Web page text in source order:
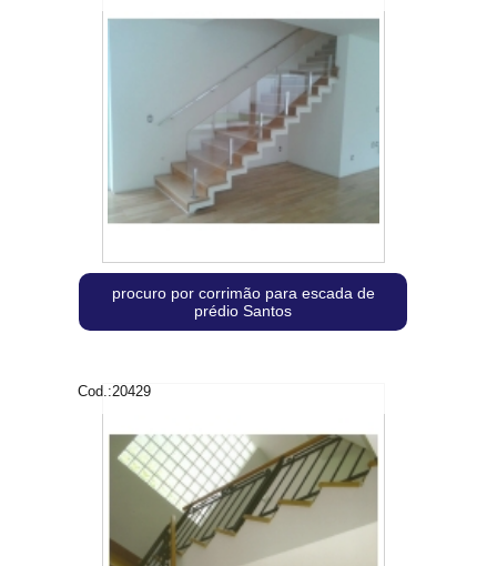
procuro por corrimão para escada de
prédio Santos
Cod.:20429